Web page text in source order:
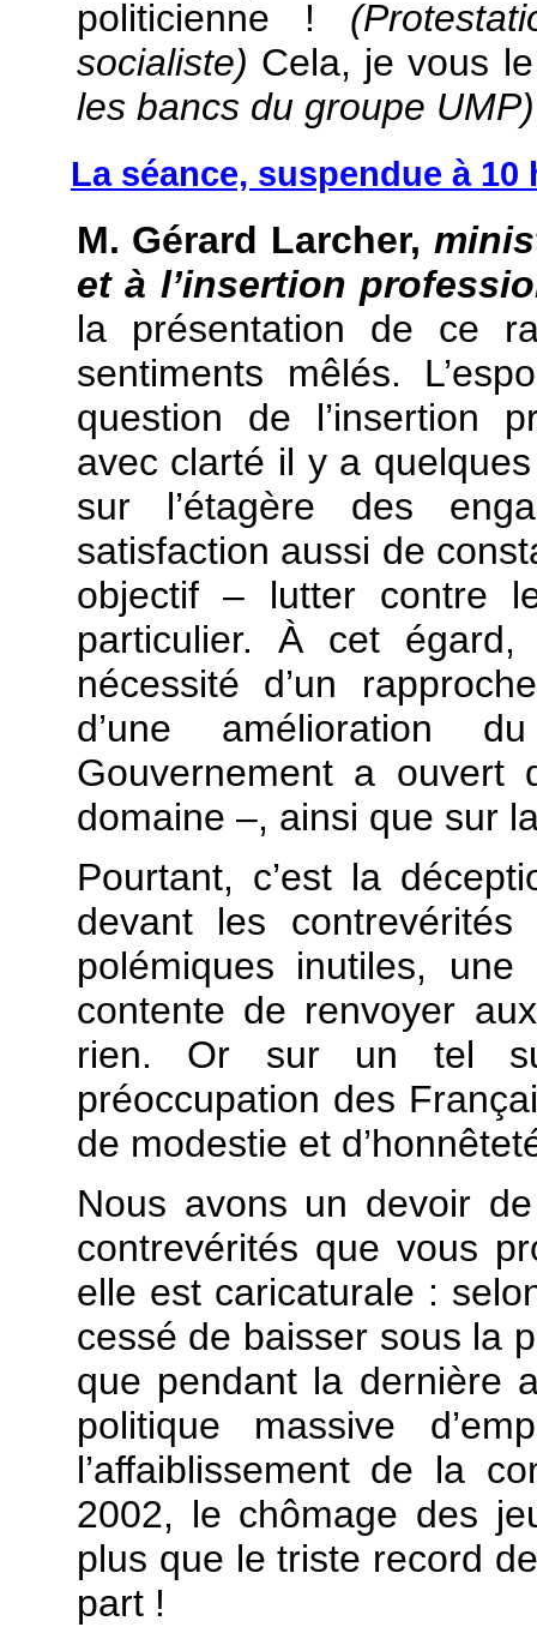
politicienne !
socialiste) Cela, je vous
les bancs du groupe UMP)
La séance, suspendue à
M. Gérard Larcher,
et à l’insertion
la présentation de ce
sentiments mêlés.
question de l’insertion
avec clarté il y a
sur l’étagère des
satisfaction aussi de
objectif – lutter contre
particulier. À cet
nécessité d’un
d’une amélioration
Gouvernement a ouvert
domaine –, ainsi que sur
Pourtant, c’est la
devant les
polémiques inutiles,
contente de renvoyer
rien. Or sur un tel
préoccupation des
de modestie et
Nous avons un devoir
contrevérités que vous
elle est caricaturale :
cessé de baisser sous la
que pendant la dernière
politique massive
l’affaiblissement de la
2002, le chômage des
plus que le triste record
part !